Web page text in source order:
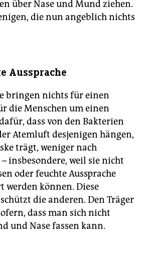
über Nase und Mund ziehen.
die nun angeblich nichts
Aussprache
bringen nichts für einen
die Menschen um einen
dass von den Bakterien
Atemluft desjenigen hängen,
trägt, weniger nach
insbesondere, weil sie nicht
oder feuchte Aussprache
werden können. Diese
die anderen. Den Träger
dass man sich nicht
und Nase fassen kann.